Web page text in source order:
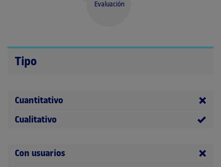
Evaluación
Tipo
Cuantitativo
Cualitativo
Con usuarios